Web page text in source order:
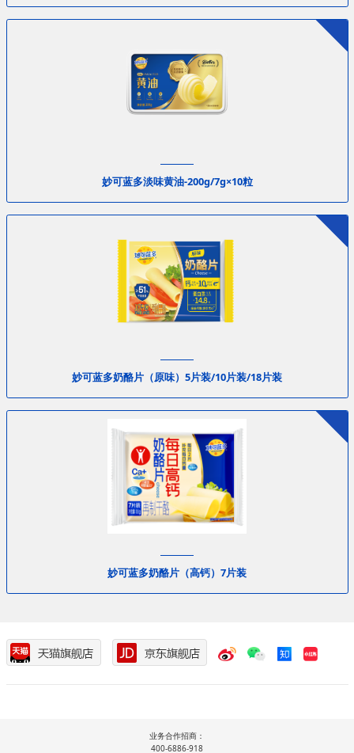
妙可蓝多淡味黄油-200g/7g×10粒
妙可蓝多奶酪片（原味）5片装/10片装/18片装
妙可蓝多奶酪片（高钙）7片装
业务合作招商：
400-6886-918